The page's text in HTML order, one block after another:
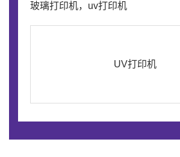
玻璃打印机，uv打印机
UV打印机